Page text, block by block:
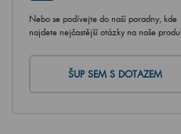
Nebo se podívejte do naší poradny, kde
najdete nejčastější otázky na naše
ŠUP SEM S DOTAZEM